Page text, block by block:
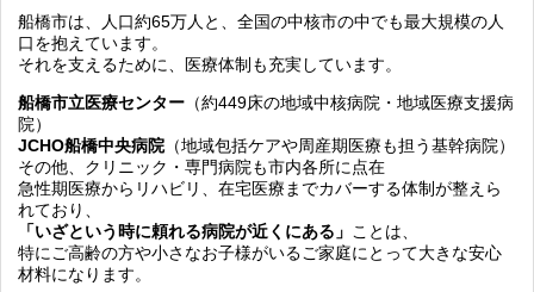
船橋市は、人口約65万人と、全国の中核市の中でも最大規模の人
口を抱えています。
それを支えるために、医療体制も充実しています。
船橋市立医療センター （約449床の地域中核病院・地域医療支援病
院）
JCHO船橋中央病院（地域包括ケアや周産期医療も担う基幹病院）
その他、クリニック・専門病院も市内各所に点在
急性期医療からリハビリ、在宅医療までカバーする体制が整えら
れており、
「いざという時に頼れる病院が近くにある」 ことは、
特にご高齢の方や小さなお子様がいるご家庭にとって大きな安心
材料になります。